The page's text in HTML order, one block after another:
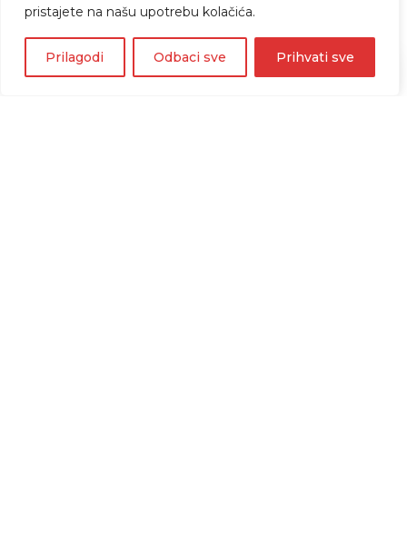
pristajete na našu upotrebu kolačića.
Prilagodi Odbaci sve Prihvati sve